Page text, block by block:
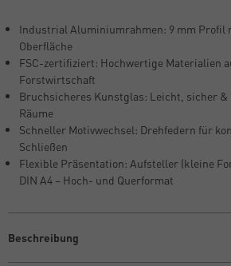
Industrial Aluminiumrahmen: 9 mm
Oberfläche
FSC-zertifiziert: Hochwertige Materialien
Forstwirtschaft
Bruchsicheres Kunstglas: Leicht, sicher
Räume
Schneller Motivwechsel: Drehfedern für
Schließen
Flexible Präsentation: Aufsteller (kleine
DIN A4 – Hoch- und Querformat
Beschreibung